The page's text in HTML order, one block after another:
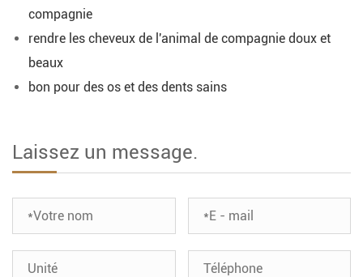
compagnie
rendre les cheveux de l'animal de compagnie doux et
beaux
bon pour des os et des dents sains
Laissez un message.